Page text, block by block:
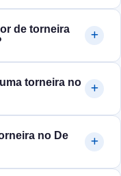
de torneira
torneira no
no De